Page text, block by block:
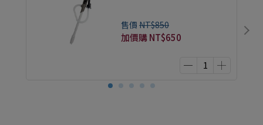
售價 NT$850
加價購NT$650